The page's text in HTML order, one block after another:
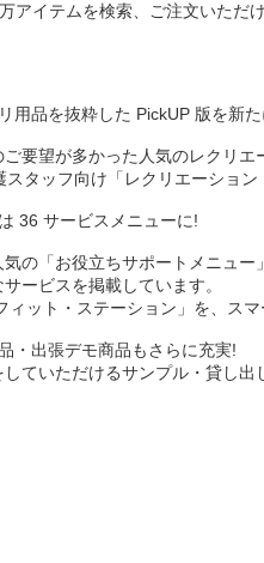
アイテムを検索、ご注文いただけ
用品を抜粋した PickUP 版を新
要望が多かった人気のレクリエ
タッフ向け「レクリエーション
36 サービスメニューに!
の「お役立ちサポートメニュ
ービスを掲載しています。
ット・ステーション」を、ス
・出張デモ商品もさらに充実!
ていただけるサンプル・貸し